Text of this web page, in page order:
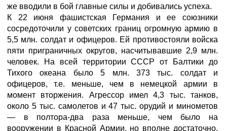
же вводили в бой главные силы и добивались успеха.
К 22 июня фашистская Германия и ее союзники
сосредоточили у советских границ огромную армию в
5,5 млн. солдат и офицеров. Ей противостояли войска
пяти приграничных округов, насчитывавшие 2,9 млн.
человек. На всей территории СССР от Балтики до
Тихого океана было 5 млн. 373 тыс. солдат и
офицеров, т.е. меньше, чем в немецкой армии в
момент вторжения. Агрессор имел 4,3 тыс. танков,
около 5 тыс. самолетов и 47 тыс. орудий и минометов
— в полтора-два раза меньше, чем было на
вооружении в Красной Армии, но вполне достаточно,